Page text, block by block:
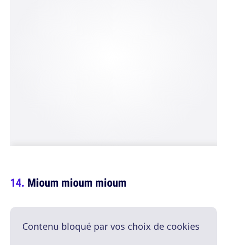
Mioum mioum mioum
Contenu bloqué par vos choix de cookies